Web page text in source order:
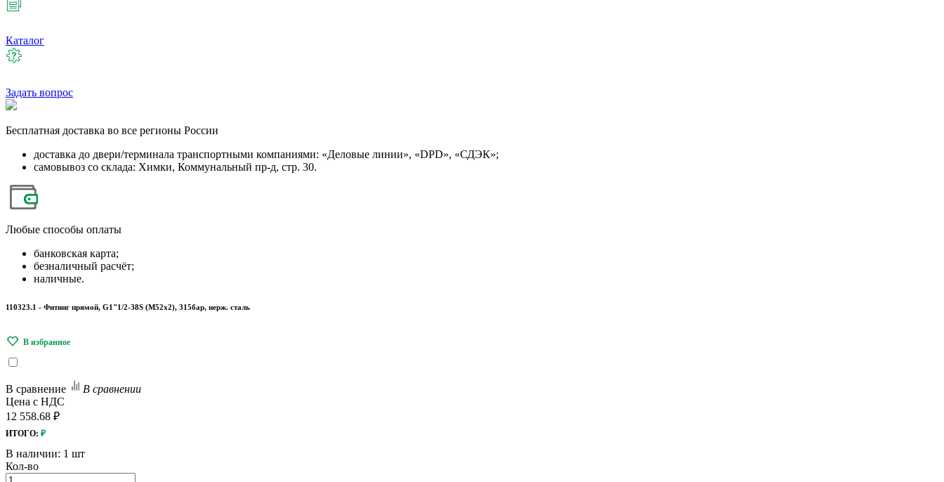
Каталог
Задать вопрос
Бесплатная доставка во все регионы России
доставка до двери/терминала транспортными компаниями: «Деловые линии», «DPD», «СДЭК»;
самовывоз со склада: Химки, Коммунальный пр-д, стр. 30.
Любые способы оплаты
банковская карта;
безналичный расчёт;
наличные.
110323.1 - Фитинг прямой, G1"1/2-38S (М52х2), 315бар, нерж. сталь
В сравнение
В сравнении
Цена с НДС
12 558.68 ₽
ИТОГО: ₽
В наличии: 1 шт
Кол-во